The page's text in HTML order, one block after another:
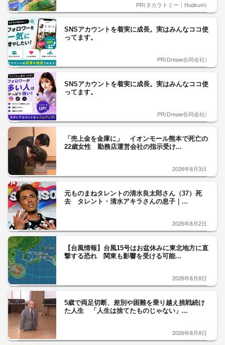
PR(タカラトミー｜Hugkum)
SNSアカウントを着実に成長。実はみんなココ使
ってます。
PR(Dreaw合同会社)
SNSアカウントを着実に成長。実はみんなココ使
ってます。
PR(Dreaw合同会社)
「売上金を金庫に」 イオンモール熊本で死亡の
22歳女性 勤務店運営会社の指示受け...
2026年8月3日
元ものまねタレントの清水良太郎さん（37）死
去 タレント・清水アキラさんの息子｜...
2026年8月2日
【台風情報】台風15号はお盆休みに東北地方に直
撃する恐れ 関東も影響を受ける可能...
2026年8月8日
5歳で両足切断、差別や困難を乗り越え挑戦続け
た人生 「人生は捨てたものじゃない」...
2026年8月8日